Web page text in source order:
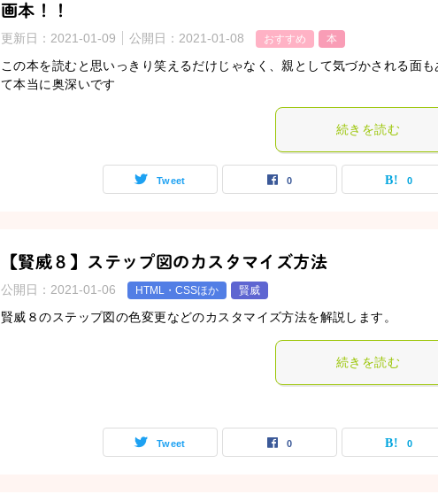
画本！！
更新日： 2021-01-09 公開日： 2021-01-08 おすすめ 本
この本を読むと思いっきり笑えるだけじゃなく、親として気づかされる面も
て本当に奥深いです
続きを読む
Tweet 0 0
【賢威８】ステップ図のカスタマイズ方法
公開日： 2021-01-06 HTML・CSSほか 賢威
賢威８のステップ図の色変更などのカスタマイズ方法を解説します。
続きを読む
Tweet 0 0